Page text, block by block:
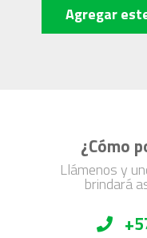
Agregar
¿Cómo
Llámenos y
brindará